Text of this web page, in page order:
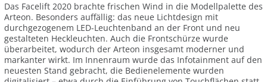
Das Facelift 2020 brachte frischen Wind in die Modellpalette des
Arteon. Besonders auffällig: das neue Lichtdesign mit
durchgezogenem LED-Leuchtenband an der Front und neu
gestalteten Heckleuchten. Auch die Frontschürze wurde
überarbeitet, wodurch der Arteon insgesamt moderner und
markanter wirkt. Im Innenraum wurde das Infotainment auf den
neuesten Stand gebracht, die Bedienelemente wurden